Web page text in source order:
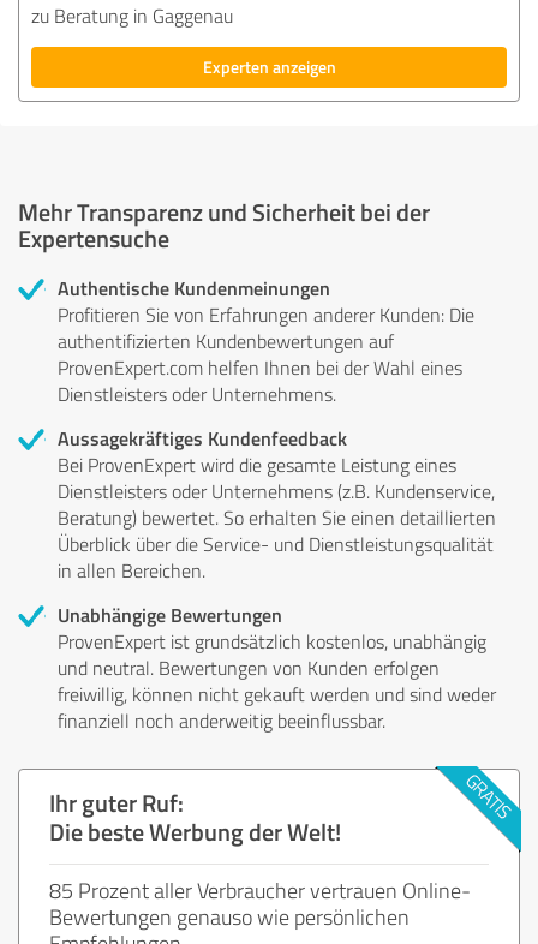
zu Beratung in Gaggenau
Experten anzeigen
Mehr Transparenz und Sicherheit bei der
Expertensuche
Authentische Kundenmeinungen
Profitieren Sie von Erfahrungen anderer Kunden: Die
authentifizierten Kundenbewertungen auf
ProvenExpert.com helfen Ihnen bei der Wahl eines
Dienstleisters oder Unternehmens.
Aussagekräftiges Kundenfeedback
Bei ProvenExpert wird die gesamte Leistung eines
Dienstleisters oder Unternehmens (z.B. Kundenservice,
Beratung) bewertet. So erhalten Sie einen detaillierten
Überblick über die Service- und Dienstleistungsqualität
in allen Bereichen.
Unabhängige Bewertungen
ProvenExpert ist grundsätzlich kostenlos, unabhängig
und neutral. Bewertungen von Kunden erfolgen
freiwillig, können nicht gekauft werden und sind weder
finanziell noch anderweitig beeinflussbar.
Ihr guter Ruf:
Die beste Werbung der Welt!
85 Prozent aller Verbraucher vertrauen Online-
Bewertungen genauso wie persönlichen